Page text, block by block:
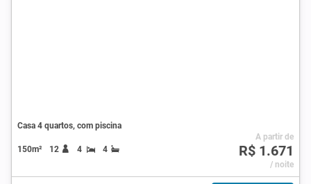
Casa 4 quartos, com piscina
150m² 12 4 4
A partir de
R$ 1.671
/ noite